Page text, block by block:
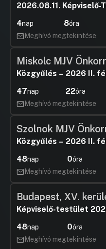
2026.08.11.
4nap 8óra
Meghívó megtekintése
Miskolc MJV
Közgyűlés – 2026 II.
47nap 22óra
Meghívó megtekintése
Szolnok MJV
Közgyűlés – 2026 II.
48nap 0óra
Meghívó megtekintése
Budapest, XV.
Képviselő-testület
48nap 0óra
Meghívó megtekintése